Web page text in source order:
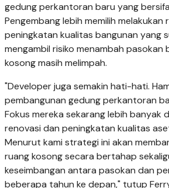
gedung perkantoran baru yang
Pengembang lebih memilih melakukan
peningkatan kualitas bangunan yang
mengambil risiko menambah pasokan
kosong masih melimpah.
"Developer juga semakin hati-hati.
pembangunan gedung perkantoran
Fokus mereka sekarang lebih banyak
renovasi dan peningkatan kualitas
Menurut kami strategi ini akan
ruang kosong secara bertahap
keseimbangan antara pasokan dan
beberapa tahun ke depan," tutup